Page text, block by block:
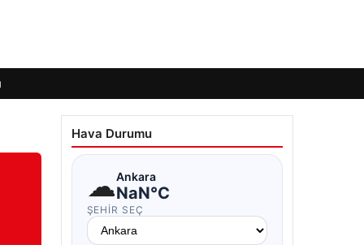
Hava Durumu
☁Ankara
NaN°C
ŞEHIR SEÇ